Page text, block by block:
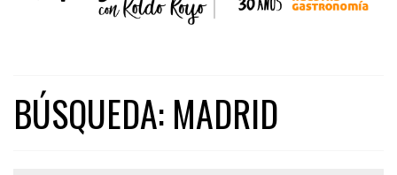
BÚSQUEDA: MADRID